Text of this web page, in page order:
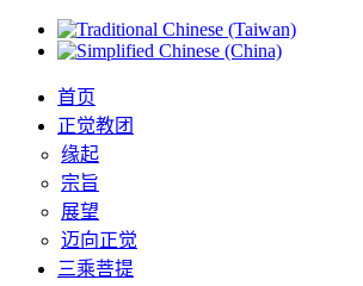
首页
正觉教团
缘起
宗旨
展望
迈向正觉
三乘菩提